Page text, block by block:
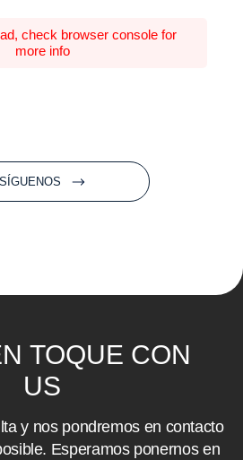
check browser console for
more info
SÍGUENOS
TOQUE CON
US
y nos pondremos en contacto
Esperamos ponernos en